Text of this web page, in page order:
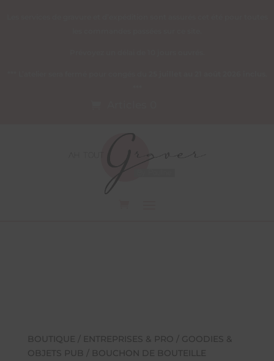
BOUTIQUE / ENTREPRISES & PRO / GOODIES &
OBJETS PUB / BOUCHON DE BOUTEILLE